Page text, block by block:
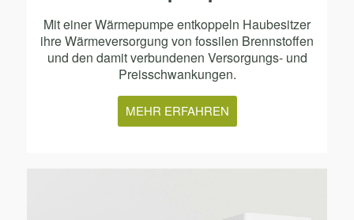
Mit einer Wärmepumpe entkoppeln Haubesitzer
ihre Wärmeversorgung von fossilen Brennstoffen
und den damit verbundenen Versorgungs- und
Preisschwankungen.
MEHR ERFAHREN